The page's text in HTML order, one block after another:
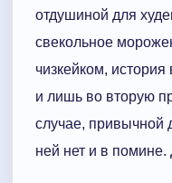
отдушиной для
свекольное
чизкейком,
и лишь во вторую
случае, привычной
ней нет и в